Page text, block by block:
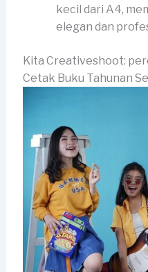
kecil dari A4,
elegan dan
Kita Creativeshoot:
Cetak Buku Tahunan